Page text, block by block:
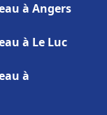
à Angers
à Le Luc
à